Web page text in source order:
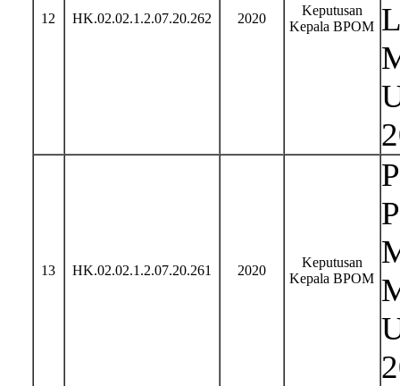
12 HK.02.02.1.2.07.20.262 2020
Keputusan
Kepala BPOM
13 HK.02.02.1.2.07.20.261 2020
Keputusan
Kepala BPOM